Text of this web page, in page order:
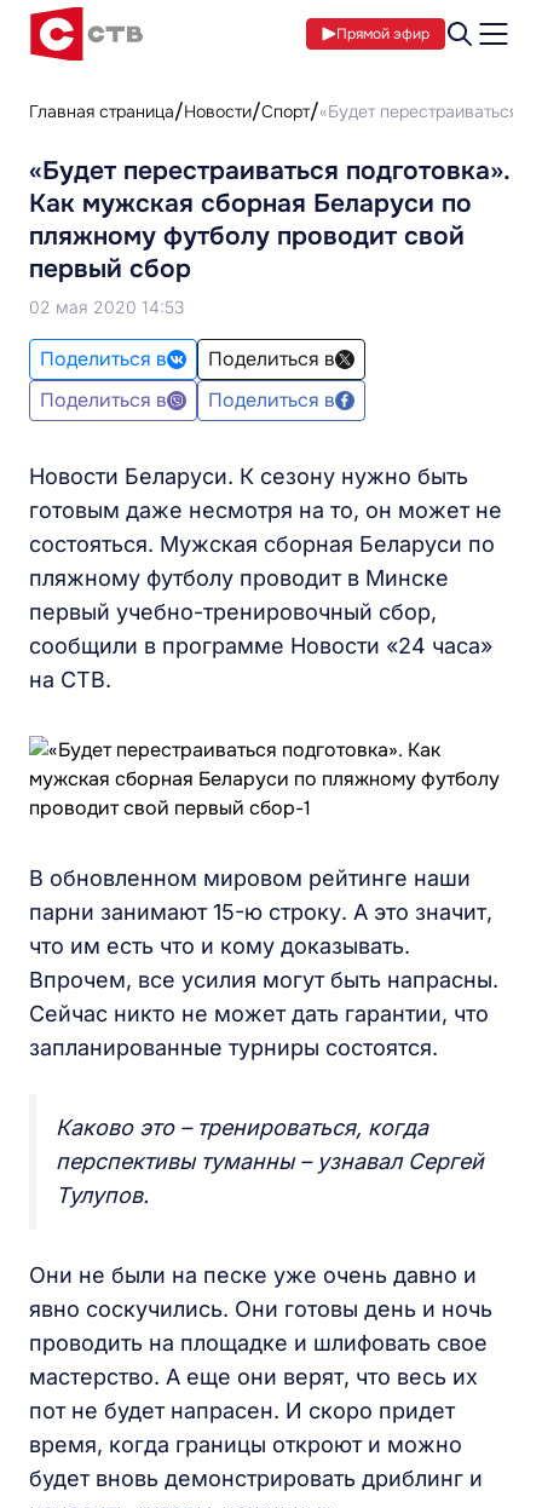
Прямой эфир
Главная страница Новости Спорт «Будет перестраиваться
«Будет перестраиваться подготовка».
Как мужская сборная Беларуси по
пляжному футболу проводит свой
первый сбор
02 мая 2020 14:53
Поделиться в
Поделиться в
Поделиться в
Поделиться в
Новости Беларуси. К сезону нужно быть
готовым даже несмотря на то, он может не
состояться. Мужская сборная Беларуси по
пляжному футболу проводит в Минске
первый учебно-тренировочный сбор,
сообщили в программе Новости «24 часа»
на СТВ.
В обновленном мировом рейтинге наши
парни занимают 15-ю строку. А это значит,
что им есть что и кому доказывать.
Впрочем, все усилия могут быть напрасны.
Сейчас никто не может дать гарантии, что
запланированные турниры состоятся.
Каково это – тренироваться, когда
перспективы туманны – узнавал Сергей
Тулупов.
Они не были на песке уже очень давно и
явно соскучились. Они готовы день и ночь
проводить на площадке и шлифовать свое
мастерство. А еще они верят, что весь их
пот не будет напрасен. И скоро придет
время, когда границы откроют и можно
будет вновь демонстрировать дриблинг и